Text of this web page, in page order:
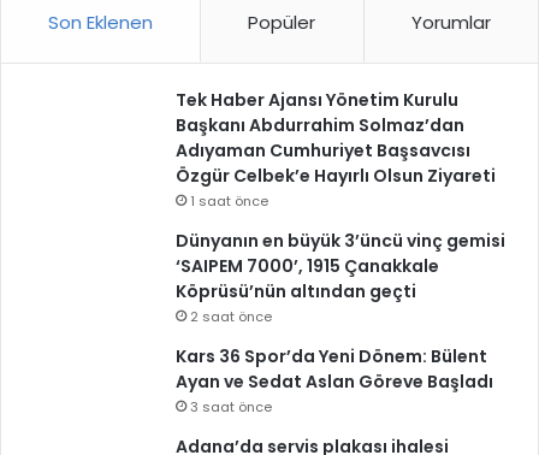
Son Eklenen Popüler Yorumlar
Tek Haber Ajansı Yönetim Kurulu
Başkanı Abdurrahim Solmaz’dan
Adıyaman Cumhuriyet Başsavcısı
Özgür Celbek’e Hayırlı Olsun Ziyareti
1 saat önce
Dünyanın en büyük 3’üncü vinç gemisi
‘SAIPEM 7000’, 1915 Çanakkale
Köprüsü’nün altından geçti
2 saat önce
Kars 36 Spor’da Yeni Dönem: Bülent
Ayan ve Sedat Aslan Göreve Başladı
3 saat önce
Adana’da servis plakası ihalesi